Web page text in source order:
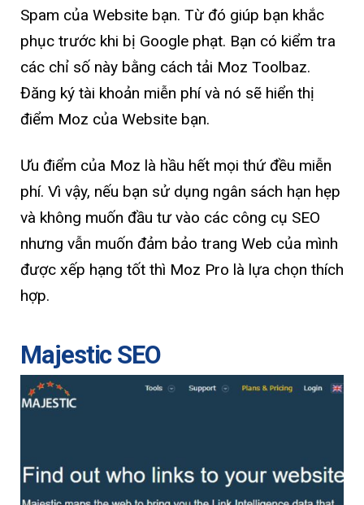
Spam của Website bạn. Từ đó giúp bạn khắc
phục trước khi bị Google phạt. Bạn có kiểm tra
các chỉ số này bằng cách tải Moz Toolbaz.
Đăng ký tài khoản miễn phí và nó sẽ hiển thị
điểm Moz của Website bạn.
Ưu điểm của Moz là hầu hết mọi thứ đều miễn
phí. Vì vậy, nếu bạn sử dụng ngân sách hạn hẹp
và không muốn đầu tư vào các công cụ SEO
nhưng vẫn muốn đảm bảo trang Web của mình
được xếp hạng tốt thì Moz Pro là lựa chọn thích
hợp.
Majestic SEO